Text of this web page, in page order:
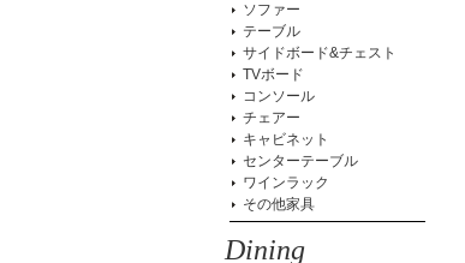
ソファー
テーブル
サイドボード&チェスト
TVボード
コンソール
チェアー
キャビネット
センターテーブル
ワインラック
その他家具
Dining